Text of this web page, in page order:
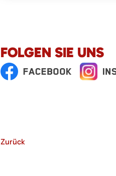
FOLGEN SIE UNS
Zurück